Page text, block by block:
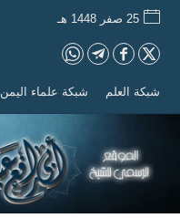
25 صفر 1448 هـ
شبكة العلم شبكة علماء اليمن